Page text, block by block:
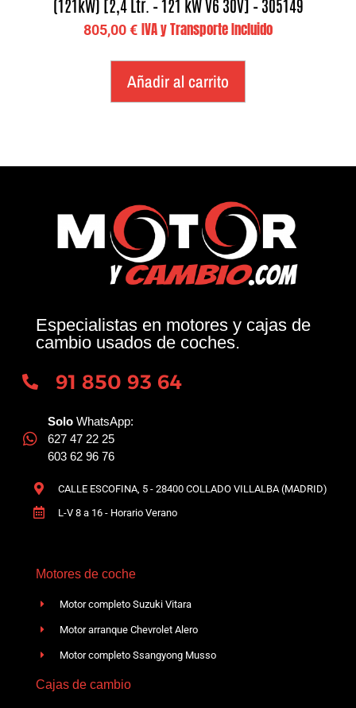
(121kW) [2,4 Ltr. – 121 kW V6 30V] – 305149
805,00€ IVA y Transporte Incluido
Añadir al carrito
Especialistas en motores y cajas de
cambio usados de coches.
91 850 93 64
Solo WhatsApp:
627 47 22 25
603 62 96 76
CALLE ESCOFINA, 5 - 28400 COLLADO VILLALBA (MADRID)
L-V 8 a 16 - Horario Verano
Motores de coche
Motor completo Suzuki Vitara
Motor arranque Chevrolet Alero
Motor completo Ssangyong Musso
Cajas de cambio